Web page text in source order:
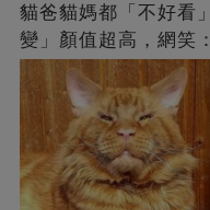
貓爸貓媽都「不好看
變」顏值超高，網笑